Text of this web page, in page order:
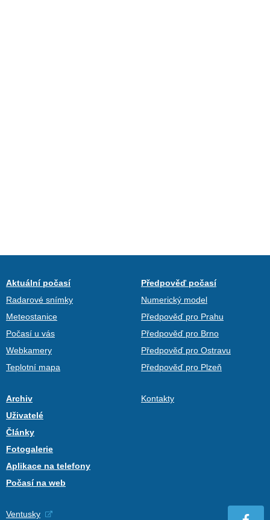
Aktuální počasí
Radarové snímky
Meteostanice
Počasí u vás
Webkamery
Teplotní mapa
Předpověď počasí
Numerický model
Předpověď pro Prahu
Předpověď pro Brno
Předpověď pro Ostravu
Předpověď pro Plzeň
Archiv
Uživatelé
Články
Fotogalerie
Aplikace na telefony
Počasí na web
Kontakty
Ventusky